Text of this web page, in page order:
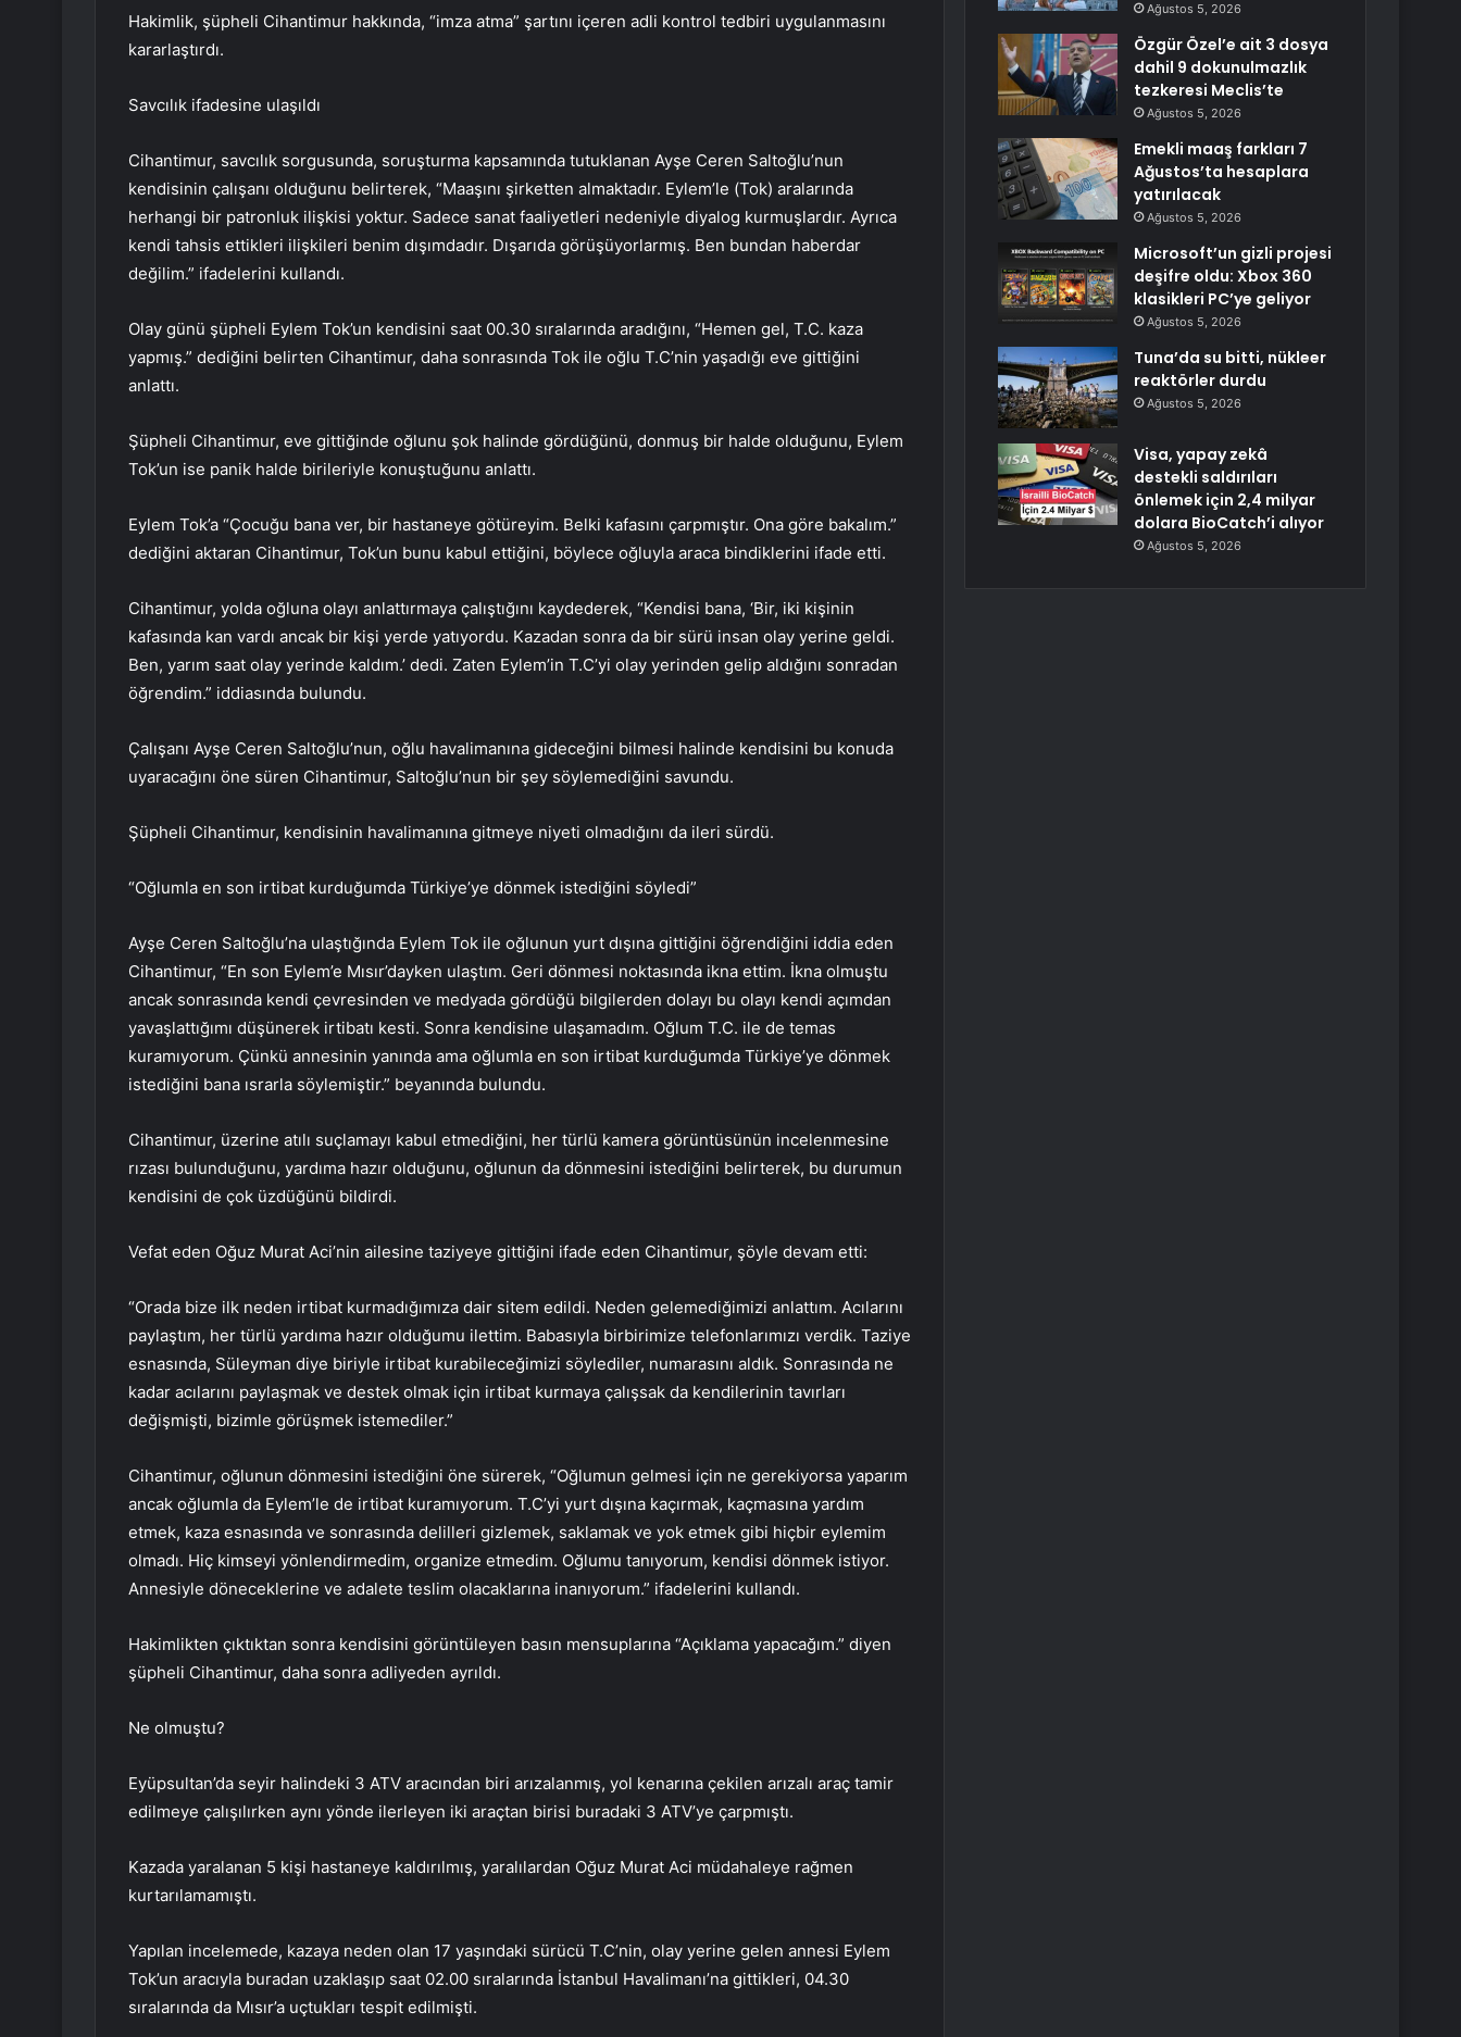
Hakimlik, şüpheli Cihantimur hakkında, “imza atma” şartını içeren adli kontrol tedbiri uygulanmasını
kararlaştırdı.
Savcılık ifadesine ulaşıldı
Cihantimur, savcılık sorgusunda, soruşturma kapsamında tutuklanan Ayşe Ceren Saltoğlu’nun
kendisinin çalışanı olduğunu belirterek, “Maaşını şirketten almaktadır. Eylem’le (Tok) aralarında
herhangi bir patronluk ilişkisi yoktur. Sadece sanat faaliyetleri nedeniyle diyalog kurmuşlardır. Ayrıca
kendi tahsis ettikleri ilişkileri benim dışımdadır. Dışarıda görüşüyorlarmış. Ben bundan haberdar
değilim.” ifadelerini kullandı.
Olay günü şüpheli Eylem Tok’un kendisini saat 00.30 sıralarında aradığını, “Hemen gel, T.C. kaza
yapmış.” dediğini belirten Cihantimur, daha sonrasında Tok ile oğlu T.C’nin yaşadığı eve gittiğini
anlattı.
Şüpheli Cihantimur, eve gittiğinde oğlunu şok halinde gördüğünü, donmuş bir halde olduğunu, Eylem
Tok’un ise panik halde birileriyle konuştuğunu anlattı.
Eylem Tok’a “Çocuğu bana ver, bir hastaneye götüreyim. Belki kafasını çarpmıştır. Ona göre bakalım.”
dediğini aktaran Cihantimur, Tok’un bunu kabul ettiğini, böylece oğluyla araca bindiklerini ifade etti.
Cihantimur, yolda oğluna olayı anlattırmaya çalıştığını kaydederek, “Kendisi bana, ‘Bir, iki kişinin
kafasında kan vardı ancak bir kişi yerde yatıyordu. Kazadan sonra da bir sürü insan olay yerine geldi.
Ben, yarım saat olay yerinde kaldım.’ dedi. Zaten Eylem’in T.C’yi olay yerinden gelip aldığını sonradan
öğrendim.” iddiasında bulundu.
Çalışanı Ayşe Ceren Saltoğlu’nun, oğlu havalimanına gideceğini bilmesi halinde kendisini bu konuda
uyaracağını öne süren Cihantimur, Saltoğlu’nun bir şey söylemediğini savundu.
Şüpheli Cihantimur, kendisinin havalimanına gitmeye niyeti olmadığını da ileri sürdü.
“Oğlumla en son irtibat kurduğumda Türkiye’ye dönmek istediğini söyledi”
Ayşe Ceren Saltoğlu’na ulaştığında Eylem Tok ile oğlunun yurt dışına gittiğini öğrendiğini iddia eden
Cihantimur, “En son Eylem’e Mısır’dayken ulaştım. Geri dönmesi noktasında ikna ettim. İkna olmuştu
ancak sonrasında kendi çevresinden ve medyada gördüğü bilgilerden dolayı bu olayı kendi açımdan
yavaşlattığımı düşünerek irtibatı kesti. Sonra kendisine ulaşamadım. Oğlum T.C. ile de temas
kuramıyorum. Çünkü annesinin yanında ama oğlumla en son irtibat kurduğumda Türkiye’ye dönmek
istediğini bana ısrarla söylemiştir.” beyanında bulundu.
Cihantimur, üzerine atılı suçlamayı kabul etmediğini, her türlü kamera görüntüsünün incelenmesine
rızası bulunduğunu, yardıma hazır olduğunu, oğlunun da dönmesini istediğini belirterek, bu durumun
kendisini de çok üzdüğünü bildirdi.
Vefat eden Oğuz Murat Aci’nin ailesine taziyeye gittiğini ifade eden Cihantimur, şöyle devam etti:
“Orada bize ilk neden irtibat kurmadığımıza dair sitem edildi. Neden gelemediğimizi anlattım. Acılarını
paylaştım, her türlü yardıma hazır olduğumu ilettim. Babasıyla birbirimize telefonlarımızı verdik. Taziye
esnasında, Süleyman diye biriyle irtibat kurabileceğimizi söylediler, numarasını aldık. Sonrasında ne
kadar acılarını paylaşmak ve destek olmak için irtibat kurmaya çalışsak da kendilerinin tavırları
değişmişti, bizimle görüşmek istemediler.”
Cihantimur, oğlunun dönmesini istediğini öne sürerek, “Oğlumun gelmesi için ne gerekiyorsa yaparım
ancak oğlumla da Eylem’le de irtibat kuramıyorum. T.C’yi yurt dışına kaçırmak, kaçmasına yardım
etmek, kaza esnasında ve sonrasında delilleri gizlemek, saklamak ve yok etmek gibi hiçbir eylemim
olmadı. Hiç kimseyi yönlendirmedim, organize etmedim. Oğlumu tanıyorum, kendisi dönmek istiyor.
Annesiyle döneceklerine ve adalete teslim olacaklarına inanıyorum.” ifadelerini kullandı.
Hakimlikten çıktıktan sonra kendisini görüntüleyen basın mensuplarına “Açıklama yapacağım.” diyen
şüpheli Cihantimur, daha sonra adliyeden ayrıldı.
Ne olmuştu?
Eyüpsultan’da seyir halindeki 3 ATV aracından biri arızalanmış, yol kenarına çekilen arızalı araç tamir
edilmeye çalışılırken aynı yönde ilerleyen iki araçtan birisi buradaki 3 ATV’ye çarpmıştı.
Kazada yaralanan 5 kişi hastaneye kaldırılmış, yaralılardan Oğuz Murat Aci müdahaleye rağmen
kurtarılamamıştı.
Yapılan incelemede, kazaya neden olan 17 yaşındaki sürücü T.C’nin, olay yerine gelen annesi Eylem
Tok’un aracıyla buradan uzaklaşıp saat 02.00 sıralarında İstanbul Havalimanı’na gittikleri, 04.30
sıralarında da Mısır’a uçtukları tespit edilmişti.
Ağustos 5, 2026
Özgür Özel’e ait 3 dosya
dahil 9 dokunulmazlık
tezkeresi Meclis’te
Ağustos 5, 2026
Emekli maaş farkları 7
Ağustos’ta hesaplara
yatırılacak
Ağustos 5, 2026
Microsoft’un gizli projesi
deşifre oldu: Xbox 360
klasikleri PC’ye geliyor
Ağustos 5, 2026
Tuna’da su bitti, nükleer
reaktörler durdu
Ağustos 5, 2026
Visa, yapay zekâ
destekli saldırıları
önlemek için 2,4 milyar
dolara BioCatch’i alıyor
Ağustos 5, 2026